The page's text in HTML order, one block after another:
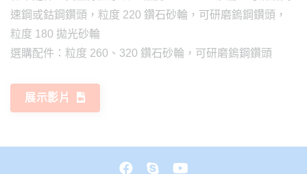
速鋼或鈷鋼鑽頭，粒度 220 鑽石砂輪，可研磨鎢鋼鑽頭，
粒度 180 拋光砂輪
選購配件：粒度 260、320 鑽石砂輪，可研磨鎢鋼鑽頭
展示影片